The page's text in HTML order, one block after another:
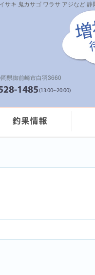
サキ 鬼カサゴ ワラサ アジなど
岡県御前崎市白羽3660